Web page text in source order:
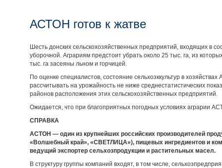
АСТОН готов к жатве
Шесть донских сельскохозяйственных предприятий, входящих в
уборочной. Аграриям предстоит убрать около 25 тыс. га, из
тыс. га засеяны льном и горчицей.
По оценке специалистов, состояние сельхозккультур в
рассчитывать на урожайность не ниже среднестатистических
районов расположения этих сельскохозяйственных предприятий.
Ожидается, что при благоприятных погодных условиях аграрии
СПРАВКА
АСТОН — один из крупнейших российских производителей
«Волшебный край», «СВЕТЛИЦА»), пищевых ингредиентов и
ведущий экспортер сельхозпродукции и растительных масел.
В структуру группы компаний входят, в том числе,